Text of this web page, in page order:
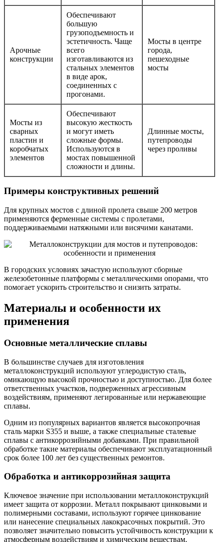
Арочные
конструкции
Обеспечивают
большую
грузоподъемность и
эстетичность. Чаще
всего
изготавливаются из
стальных элементов
в виде арок,
соединенных с
прогонами.
Мосты в центре
города,
пешеходные
мосты
Мосты из
сварных
пластин и
коробчатых
элементов
Обеспечивают
высокую жесткость
и могут иметь
сложные формы.
Используются в
мостах повышенной
сложности и длины.
Длинные мосты,
путепроводы
через проливы
Примеры конструктивных решений
Для крупных мостов с длиной пролета свыше 200 метров
применяются ферменные системы с пролетами,
поддерживаемыми натяжными или висячими канатами.
В городских условиях зачастую используют сборные
железобетонные платформы с металлическими опорами, что
помогает ускорить строительство и снизить затраты.
Материалы и особенности их
применения
Основные металлические сплавы
В большинстве случаев для изготовления
металлоконструкций используют углеродистую сталь,
омикающую высокой прочностью и доступностью. Для более
ответственных участков, подверженных агрессивным
воздействиям, применяют легированные или нержавеющие
сплавы.
Одним из популярных вариантов является высокопрочная
сталь марки S355 и выше, а также специальные сталевые
сплавы с антикоррозийными добавками. При правильной
обработке такие материалы обеспечивают эксплуатационный
срок более 100 лет без существенных ремонтов.
Обработка и антикоррозийная защита
Ключевое значение при использовании металлоконструкций
имеет защита от коррозии. Металл покрывают цинковыми и
полимерными составами, используют горячее цинкование
или нанесение специальных лакокрасочных покрытий. Это
позволяет значительно повысить устойчивость конструкции к
атмосферным воздействиям и химическим веществам.